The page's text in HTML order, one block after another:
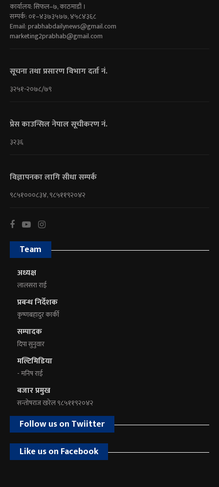
कार्यालय: सिफल–७, काठमाडौं ।
सम्पर्क: ०१–४३७३५७७, ४५८४३६८
Email:prabhabdailynews@gmail.com
marketing2prabhab@gmail.com
सूचना तथा प्रसारण विभाग दर्ता नं.
३२५१-२०७८/७९
प्रेस काउन्सिल नेपाल सूचीकरण नं.
३२३६
विज्ञापनका लागि सीधा सम्पर्क
९८५१०००८३४, ९८५११९२०४२
Team
अध्यक्ष
लालसरा राई
प्रबन्ध निर्देशक
कृष्णबहादुर कार्की
सम्पादक
दिपा सुनुवार
मल्टिमिडिया
- मनिष राई
बजार प्रमुख
सन्तोषराज खरेल ९८५११९२०४२
Follow us on Twiitter
Like us on Facebook